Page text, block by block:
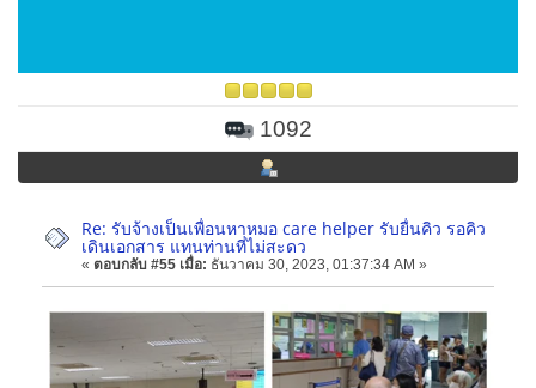
1092
Re: รับจ้างเป็นเพื่อนหาหมอ care helper รับยื่นคิว รอคิว
เดินเอกสาร แทนท่านที่ไม่สะดว
« ตอบกลับ #55 เมื่อ: ธันวาคม 30, 2023, 01:37:34 AM »